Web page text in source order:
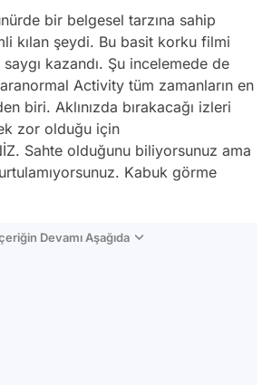
bir belgesel tarzına sahip
kılan şeydi. Bu basit korku filmi
kazandı. Şu incelemede de
Activity tüm zamanların en
biri. Aklınızda bırakacağı izleri
zor olduğu için
Sahte olduğunu biliyorsunuz ama
Kabuk görme
Devamı Aşağıda